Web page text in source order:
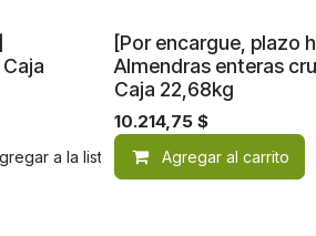
a la lista de deseos
[Por encargue, plazo
Almendras enteras
Caja 22,68kg
10.214,75$
Agregar al carrito